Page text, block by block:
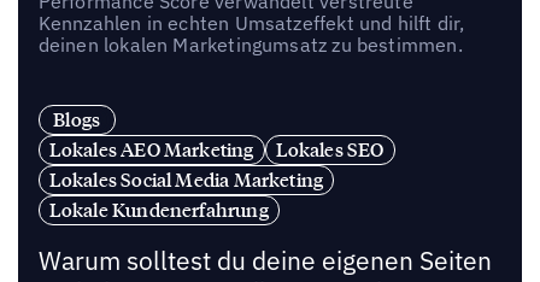
Kennzahlen in echten Umsatzeffekt und hilft dir,
deinen lokalen Marketingumsatz zu bestimmen.
Blogs
Lokales AEO Marketing
Lokales SEO
Lokales Social Media Marketing
Lokale Kundenerfahrung
Warum solltest du deine eigenen Seiten